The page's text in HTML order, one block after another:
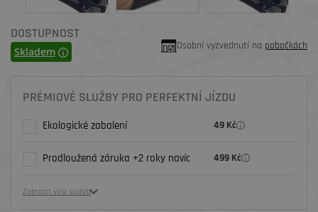
DOSTUPNOST
Skladem Osobní vyzvednutí na pobočkách
PRÉMIOVÉ SLUŽBY PRO PERFEKTNÍ JÍZDU
Ekologické zabalení 49 Kč
Prodloužená záruka +2 roky navíc 499 Kč
Zobrazit více služeb